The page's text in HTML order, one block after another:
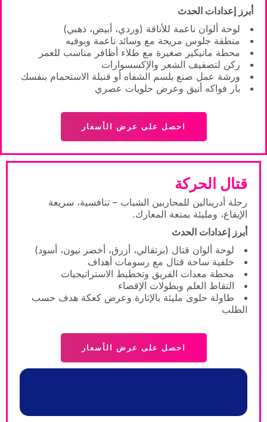
أبرز إعدادات الحدث
لوحة ألوان ناعمة للأناقة (وردي، أبيض، ذهبي)
منطقة جلوس مريحة مع وسائد ناعمة وبوفيه
محطة مانيكير صغيرة مع طلاء أظافر مناسب للعمر
ركن لتصفيف الشعر والإكسسوارات
ورشة عمل صنع بلسم الشفاه أو قنبلة الاستحمام بنفسك
بار فواكه أنيق وعرض حلويات عصري
احصل على عرض الأسعار
قتال الحركة
رحلة أدرينالين للمحاربين الشباب – تنافسية، سريعة
الإيقاع، ومليئة بمتعة المعارك.
أبرز إعدادات الحدث
لوحة ألوان قتال (برتقالي، أزرق، أخضر نيون، أسود)
خلفية ساحة قتال مع رسومات أهداف
محطة معدات الفريق وتخطيط الاستراتيجيات
التقاط العلم وبطولات الإقصاء
طاولة حلوى مليئة بالإثارة وعرض كعكة هدف حسب
الطلب
احصل على عرض الأسعار